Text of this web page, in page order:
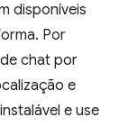
disponíveis
Por
chat por
e
e use